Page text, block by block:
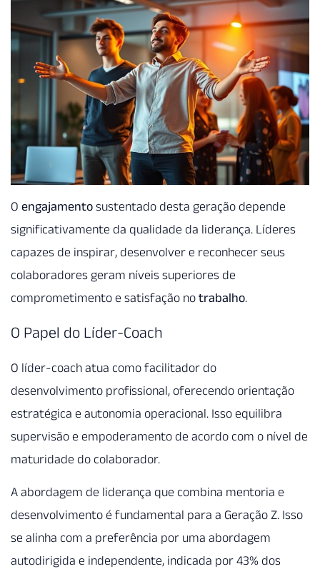
O engajamento sustentado desta geração depende
significativamente da qualidade da liderança. Líderes
capazes de inspirar, desenvolver e reconhecer seus
colaboradores geram níveis superiores de
comprometimento e satisfação no trabalho.
O Papel do Líder-Coach
O líder-coach atua como facilitador do
desenvolvimento profissional, oferecendo orientação
estratégica e autonomia operacional. Isso equilibra
supervisão e empoderamento de acordo com o nível de
maturidade do colaborador.
A abordagem de liderança que combina mentoria e
desenvolvimento é fundamental para a Geração Z. Isso
se alinha com a preferência por uma abordagem
autodirigida e independente, indicada por 43% dos